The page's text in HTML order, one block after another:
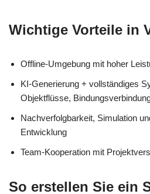
Wichtige Vorteile in
Offline-Umgebung mit hoher
KI-Generierung + vollständiges
Objektflüsse,
Nachverfolgbarkeit, Simulation
Entwicklung
Team-Kooperation mit
So erstellen Sie ein